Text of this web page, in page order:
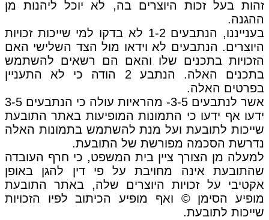
זהות בעל זכות היוצרים בה, לא יוכל ליהנות מן
ההגנה.
בענייננו, הנתבעים 1-2 לא בדקו למי שייכות זכויות
היוצרים. הנתבעים לא וידאו מול הצד השלישי האם
הזכויות בתכנים שלו והאם הם רשאים להשתמש
בתכנים האלה. הנתבע 2 הודה כי לא התעניין
בפרטים האלה.
אשר לנתבעים 3-5- מהראיות עולה כי הנתבעים 3-5
ידעו אף ידעו כי התמונות המופיעות באתר התובעת
שייכות לתובעת ועל מנת להשתמש בתמונות האלה
נדרשת הסכמה מפורשת של התובעת.
למעלה מן הצורך ציין בית המשפט, כי חרף העובדה
שהתובעת אינה מחויבת על פי דין להגן באופן
אקטיבי על זכויות היוצרים שלה, באתר התובעת
מופיע הסימן © ואף מופיע הכיתוב לפיו הזכויות
שייכות לתובעת.